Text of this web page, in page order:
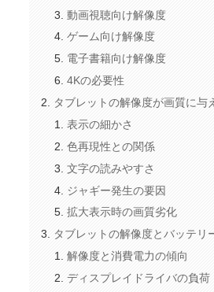
動画視聴向け解像度
ゲーム向け解像度
電子書籍向け解像度
4Kの必要性
タブレットの解像度が画質に与
表示の細かさ
色再現性との関係
文字の読みやすさ
ジャギー発生の要因
拡大表示時の画質劣化
タブレットの解像度とバッテリ
解像度と消費電力の傾向
ディスプレイドライバの負荷